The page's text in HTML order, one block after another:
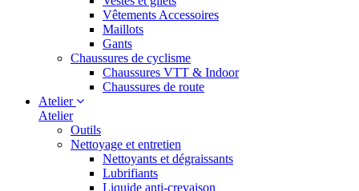
Vêtements Accessoires
Maillots
Gants
Chaussures de cyclisme
Chaussures VTT & Indoor
Chaussures de route
Atelier
Atelier
Outils
Nettoyage et entretien
Nettoyants et dégraissants
Lubrifiants
Liquide anti-crevaison